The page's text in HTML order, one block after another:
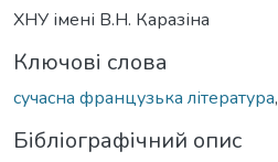
ХНУ імені В.Н. Каразіна
Ключові слова
сучасна французька література,
Бібліографічний опис